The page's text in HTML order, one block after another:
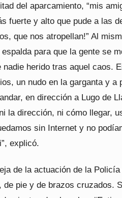
del aparcamiento, “mis
fuerte y alto que pude a las
que nos atropellan!” Al
para que la gente se
nadie herido tras aquel caos.
un nudo en la garganta y a
en dirección a Lugo de
la dirección, ni cómo llegar,
sin Internet y no
explicó.
de la actuación de la
de pie y de brazos cruzados.